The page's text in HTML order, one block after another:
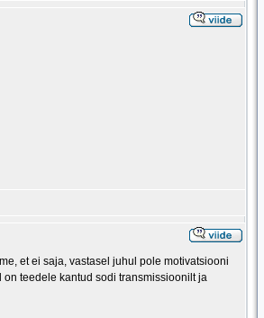
et ei saja, vastasel juhul pole motivatsiooni
teedele kantud sodi transmissioonilt ja